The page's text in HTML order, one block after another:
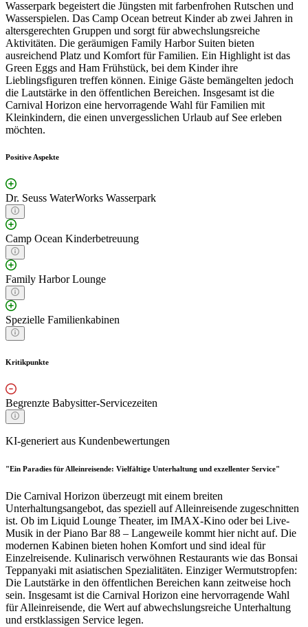
Wasserpark begeistert die Jüngsten mit farbenfrohen Rutschen und
Wasserspielen. Das Camp Ocean betreut Kinder ab zwei Jahren in
altersgerechten Gruppen und sorgt für abwechslungsreiche
Aktivitäten. Die geräumigen Family Harbor Suiten bieten
ausreichend Platz und Komfort für Familien. Ein Highlight ist das
Green Eggs and Ham Frühstück, bei dem Kinder ihre
Lieblingsfiguren treffen können. Einige Gäste bemängelten jedoch
die Lautstärke in den öffentlichen Bereichen. Insgesamt ist die
Carnival Horizon eine hervorragende Wahl für Familien mit
Kleinkindern, die einen unvergesslichen Urlaub auf See erleben
möchten.
Positive Aspekte
Dr. Seuss WaterWorks Wasserpark
Camp Ocean Kinderbetreuung
Family Harbor Lounge
Spezielle Familienkabinen
Kritikpunkte
Begrenzte Babysitter-Servicezeiten
KI-generiert aus Kundenbewertungen
"Ein Paradies für Alleinreisende: Vielfältige Unterhaltung und exzellenter Service"
Die Carnival Horizon überzeugt mit einem breiten
Unterhaltungsangebot, das speziell auf Alleinreisende zugeschnitten
ist. Ob im Liquid Lounge Theater, im IMAX-Kino oder bei Live-
Musik in der Piano Bar 88 – Langeweile kommt hier nicht auf. Die
modernen Kabinen bieten hohen Komfort und sind ideal für
Einzelreisende. Kulinarisch verwöhnen Restaurants wie das Bonsai
Teppanyaki mit asiatischen Spezialitäten. Einziger Wermutstropfen:
Die Lautstärke in den öffentlichen Bereichen kann zeitweise hoch
sein. Insgesamt ist die Carnival Horizon eine hervorragende Wahl
für Alleinreisende, die Wert auf abwechslungsreiche Unterhaltung
und erstklassigen Service legen.